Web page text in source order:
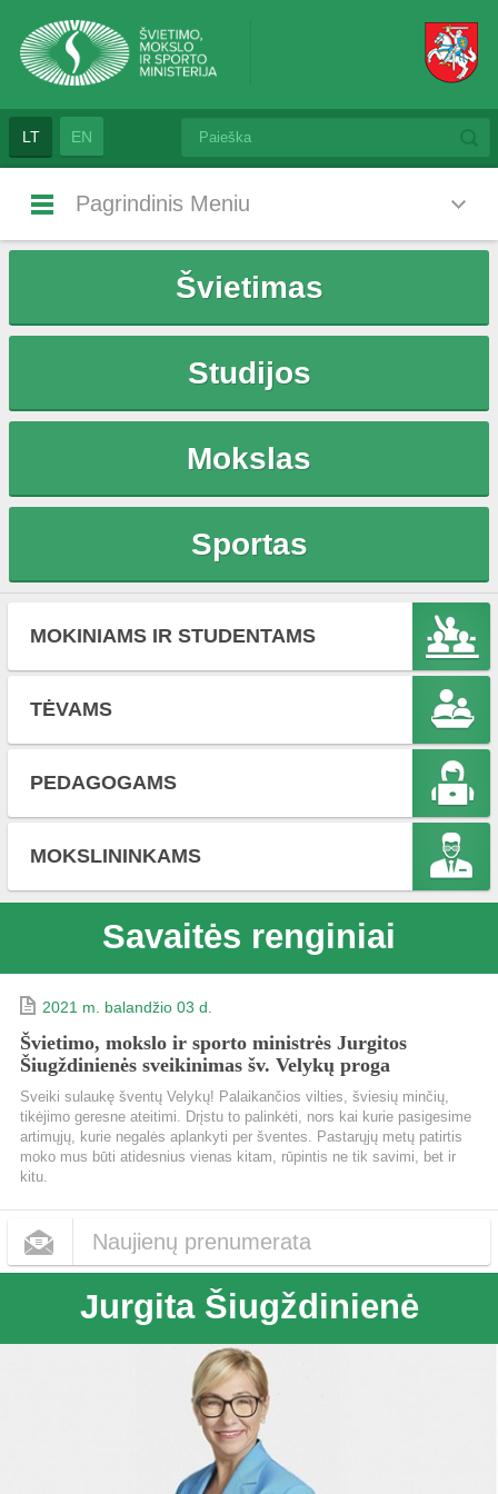
LT EN
Pagrindinis Meniu
Švietimas
Studijos
Mokslas
Sportas
MOKINIAMS IR STUDENTAMS
TĖVAMS
PEDAGOGAMS
MOKSLININKAMS
Savaitės renginiai
2021 m. balandžio 03 d.
Švietimo, mokslo ir sporto ministrės Jurgitos
Šiugždinienės sveikinimas šv. Velykų proga
Sveiki sulaukę šventų Velykų! Palaikančios vilties, šviesių minčių,
tikėjimo geresne ateitimi. Drįstu to palinkėti, nors kai kurie pasigesime
artimųjų, kurie negalės aplankyti per šventes. Pastarųjų metų patirtis
moko mus būti atidesnius vienas kitam, rūpintis ne tik savimi, bet ir
kitu.
Naujienų prenumerata
Kas dieną
Kas savaitę
Kas mėnesį
Jurgita Šiugždinienė